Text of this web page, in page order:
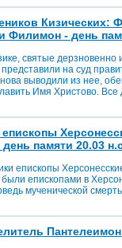
Кизических:
- день
святые
на суд
выводили из нее,
Имя Христово. Все
памяти 20.03
епископы
епископами в
мученической
Пантелеимон